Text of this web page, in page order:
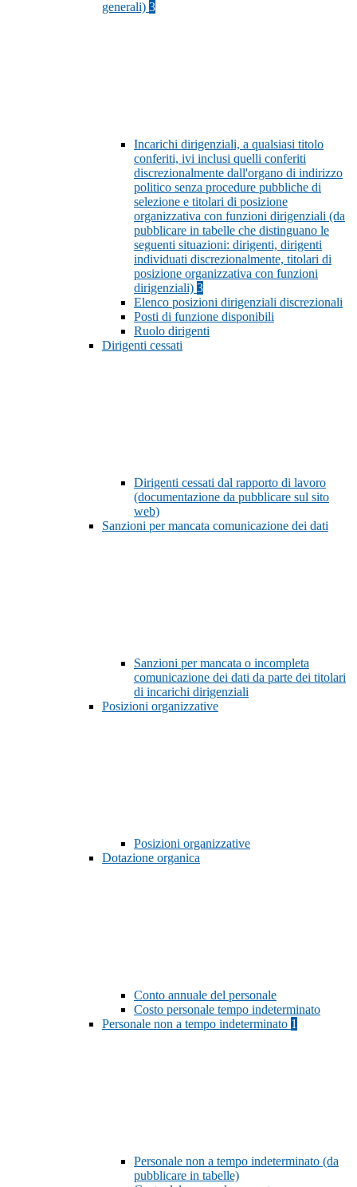
generali) 3
Incarichi dirigenziali, a qualsiasi titolo
conferiti, ivi inclusi quelli conferiti
discrezionalmente dall'organo di indirizzo
politico senza procedure pubbliche di
selezione e titolari di posizione
organizzativa con funzioni dirigenziali (da
pubblicare in tabelle che distinguano le
seguenti situazioni: dirigenti, dirigenti
individuati discrezionalmente, titolari di
posizione organizzativa con funzioni
dirigenziali) 3
Elenco posizioni dirigenziali discrezionali
Posti di funzione disponibili
Ruolo dirigenti
Dirigenti cessati
Dirigenti cessati dal rapporto di lavoro
(documentazione da pubblicare sul sito
web)
Sanzioni per mancata comunicazione dei dati
Sanzioni per mancata o incompleta
comunicazione dei dati da parte dei titolari
di incarichi dirigenziali
Posizioni organizzative
Posizioni organizzative
Dotazione organica
Conto annuale del personale
Costo personale tempo indeterminato
Personale non a tempo indeterminato 1
Personale non a tempo indeterminato (da
pubblicare in tabelle)